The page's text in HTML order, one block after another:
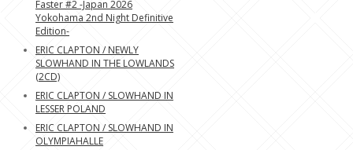
Faster #2 -Japan 2026
Yokohama 2nd Night Definitive
Edition-
ERIC CLAPTON / NEWLY
SLOWHAND IN THE LOWLANDS
(2CD)
ERIC CLAPTON / SLOWHAND IN
LESSER POLAND
ERIC CLAPTON / SLOWHAND IN
OLYMPIAHALLE